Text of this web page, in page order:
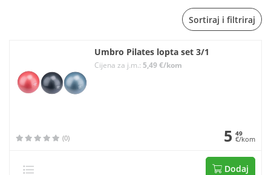
Sortiraj i filtriraj
Umbro Pilates lopta set 3/1
Cijena za j.m.: 5,49 €/kom
(0) 5 49
€/kom
Dodaj